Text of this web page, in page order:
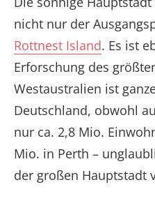
nicht nur der
Rottnest Island. Es ist
Erforschung des
Westaustralien ist
Deutschland, obwohl
nur ca. 2,8 Mio.
Mio. in Perth –
der großen Hauptstadt